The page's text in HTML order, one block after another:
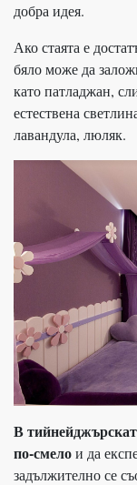
добра идея.
Ако стаята е
бяло може да
като патладжан,
естествена
лавандула, люляк.
В
по-смелои да
задължително се